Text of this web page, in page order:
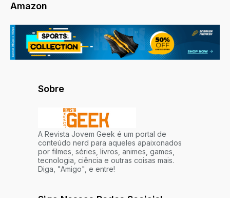
Amazon
Sobre
A Revista Jovem Geek é um portal de
conteúdo nerd para aqueles apaixonados
por filmes, séries, livros, animes, games,
tecnologia, ciência e outras coisas mais.
Diga, "Amigo", e entre!